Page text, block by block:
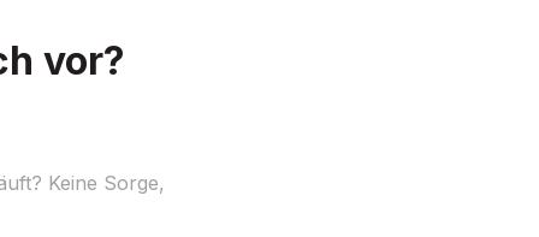
vor?
Keine Sorge,